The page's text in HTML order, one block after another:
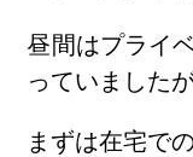
昼間はプライ
っていました
まずは在宅で